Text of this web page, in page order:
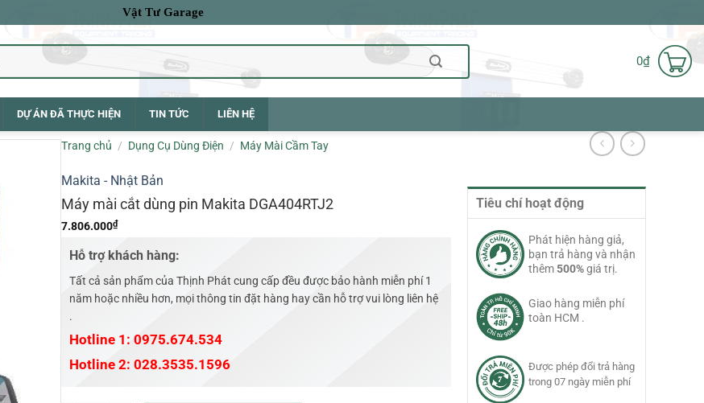
Vật Tư Garage
0₫
DỰ ÁN ĐÃ THỰC HIỆN TIN TỨC LIÊN HỆ
Tiêu chí hoạt động
Phát hiện hàng giả,
bạn trả hàng và nhận
thêm500%giá trị.
Giao hàng miễn phí
toàn HCM .
Được phép đổi trả hàng
trong 07 ngày miễn phí
Trang chủ / Dụng Cụ Dùng Điện / Máy Mài Cầm Tay
Makita - Nhật Bản
Máy mài cắt dùng pin Makita DGA404RTJ2
7.806.000₫
Hỗ trợ khách hàng:
Tất cả sản phẩm của Thịnh Phát cung cấp đều được bảo hành miễn phí 1
năm hoặc nhiều hơn, mọi thông tin đặt hàng hay cần hỗ trợ vui lòng liên hệ
.
Hotline 1: 0975.674.534
Hotline 2: 028.3535.1596